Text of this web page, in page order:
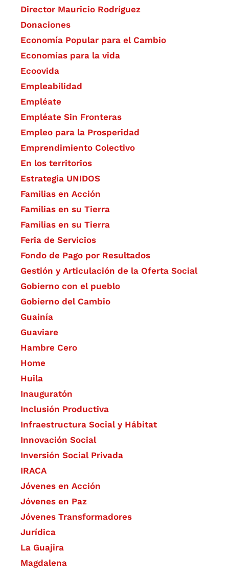
Director Mauricio Rodríguez
Donaciones
Economía Popular para el Cambio
Economías para la vida
Ecoovida
Empleabilidad
Empléate
Empléate Sin Fronteras
Empleo para la Prosperidad
Emprendimiento Colectivo
En los territorios
Estrategia UNIDOS
Familias en Acción
Familias en su Tierra
Familias en su Tierra
Feria de Servicios
Fondo de Pago por Resultados
Gestión y Articulación de la Oferta Social
Gobierno con el pueblo
Gobierno del Cambio
Guainía
Guaviare
Hambre Cero
Home
Huila
Inauguratón
Inclusión Productiva
Infraestructura Social y Hábitat
​Innovación Social
Inversión Social Privada
IRACA
Jóvenes en Acción
Jóvenes en Paz
Jóvenes Transformadores
Jurídica
La Guajira
Magdalena